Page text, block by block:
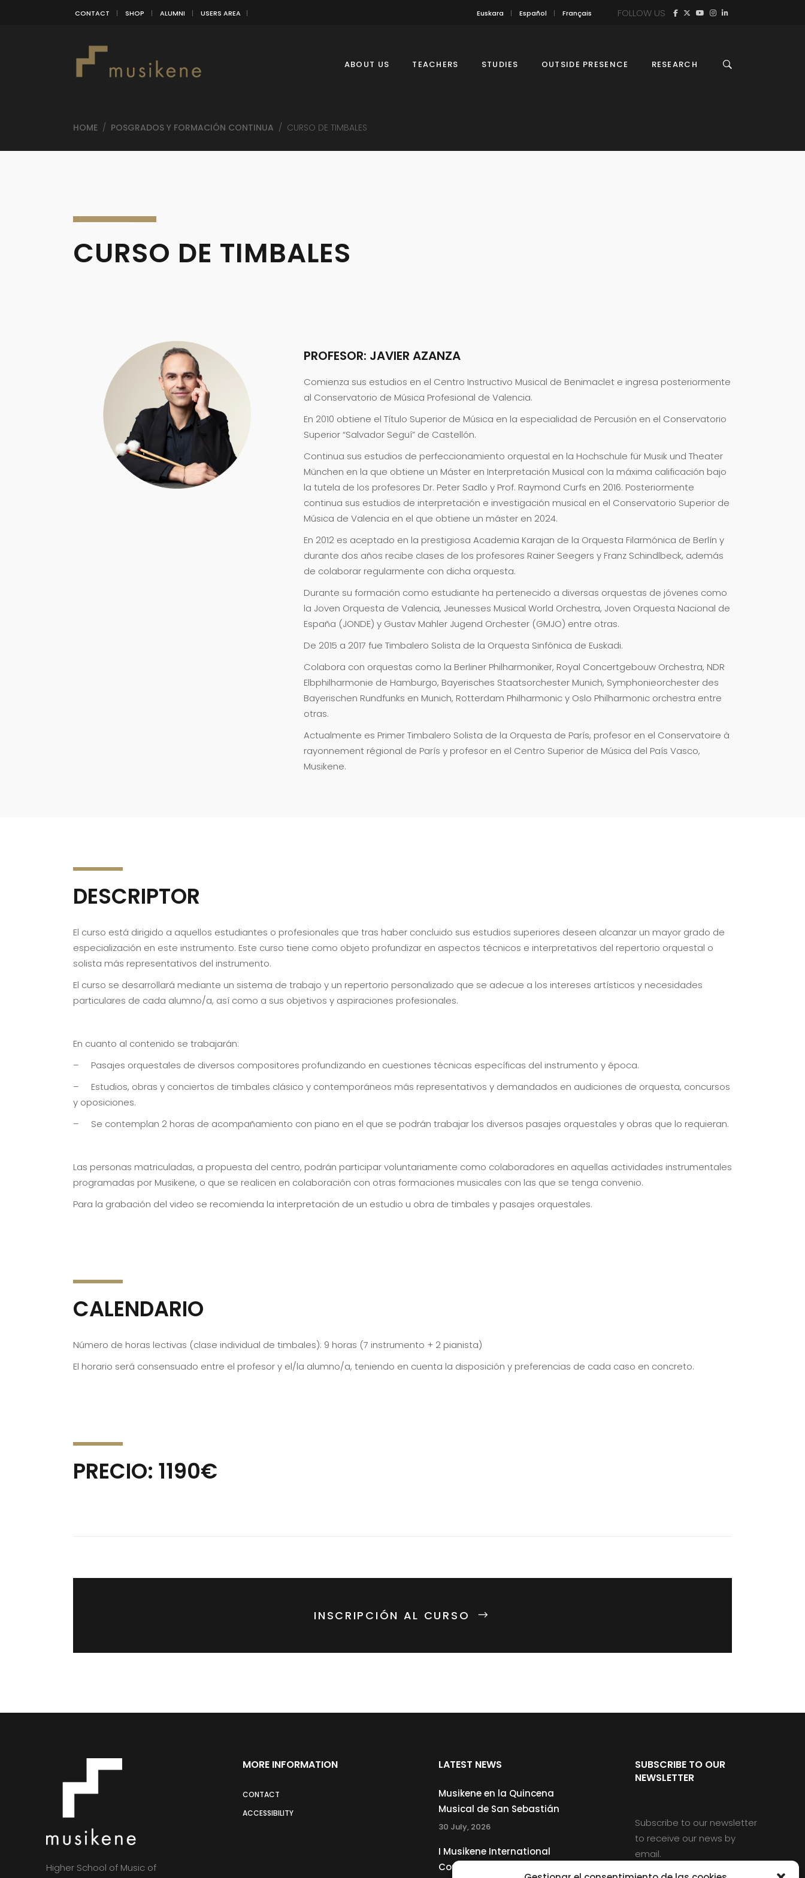
CONTACT SHOP ALUMNI USERS AREA Euskara Español Français FOLLOW US
ABOUT US TEACHERS STUDIES OUTSIDE PRESENCE RESEARCH
HOME / POSGRADOS Y FORMACIÓN CONTINUA / CURSO DE TIMBALES
CURSO DE TIMBALES
PROFESOR: JAVIER AZANZA
Comienza sus estudios en el Centro Instructivo Musical de Benimaclet e ingresa posteriormente
al Conservatorio de Música Profesional de Valencia.
En 2010 obtiene el Título Superior de Música en la especialidad de Percusión en el Conservatorio
Superior “Salvador Seguí” de Castellón.
Continua sus estudios de perfeccionamiento orquestal en la Hochschule für Musik und Theater
München en la que obtiene un Máster en Interpretación Musical con la máxima calificación bajo
la tutela de los profesores Dr. Peter Sadlo y Prof. Raymond Curfs en 2016. Posteriormente
continua sus estudios de interpretación e investigación musical en el Conservatorio Superior de
Música de Valencia en el que obtiene un máster en 2024.
En 2012 es aceptado en la prestigiosa Academia Karajan de la Orquesta Filarmónica de Berlín y
durante dos años recibe clases de los profesores Rainer Seegers y Franz Schindlbeck, además
de colaborar regularmente con dicha orquesta.
Durante su formación como estudiante ha pertenecido a diversas orquestas de jóvenes como
la Joven Orquesta de Valencia, Jeunesses Musical World Orchestra, Joven Orquesta Nacional de
España (JONDE) y Gustav Mahler Jugend Orchester (GMJO) entre otras.
De 2015 a 2017 fue Timbalero Solista de la Orquesta Sinfónica de Euskadi.
Colabora con orquestas como la Berliner Philharmoniker, Royal Concertgebouw Orchestra, NDR
Elbphilharmonie de Hamburgo, Bayerisches Staatsorchester Munich, Symphonieorchester des
Bayerischen Rundfunks en Munich, Rotterdam Philharmonic y Oslo Philharmonic orchestra entre
otras.
Actualmente es Primer Timbalero Solista de la Orquesta de París, profesor en el Conservatoire à
rayonnement régional de París y profesor en el Centro Superior de Música del País Vasco,
Musikene.
DESCRIPTOR
El curso está dirigido a aquellos estudiantes o profesionales que tras haber concluido sus estudios superiores deseen alcanzar un mayor grado de
especialización en este instrumento. Este curso tiene como objeto profundizar en aspectos técnicos e interpretativos del repertorio orquestal o
solista más representativos del instrumento.
El curso se desarrollará mediante un sistema de trabajo y un repertorio personalizado que se adecue a los intereses artísticos y necesidades
particulares de cada alumno/a, así como a sus objetivos y aspiraciones profesionales.
En cuanto al contenido se trabajarán:
– Pasajes orquestales de diversos compositores profundizando en cuestiones técnicas específicas del instrumento y época.
– Estudios, obras y conciertos de timbales clásico y contemporáneos más representativos y demandados en audiciones de orquesta, concursos
y oposiciones.
– Se contemplan 2 horas de acompañamiento con piano en el que se podrán trabajar los diversos pasajes orquestales y obras que lo requieran.
Las personas matriculadas, a propuesta del centro, podrán participar voluntariamente como colaboradores en aquellas actividades instrumentales
programadas por Musikene, o que se realicen en colaboración con otras formaciones musicales con las que se tenga convenio.
Para la grabación del video se recomienda la interpretación de un estudio u obra de timbales y pasajes orquestales.
CALENDARIO
Número de horas lectivas (clase individual de timbales): 9 horas (7 instrumento + 2 pianista)
El horario será consensuado entre el profesor y el/la alumno/a, teniendo en cuenta la disposición y preferencias de cada caso en concreto.
PRECIO: 1190€
INSCRIPCIÓN AL CURSO
Higher School of Music of
MORE INFORMATION
CONTACT
ACCESSIBILITY
LATEST NEWS
Musikene en la Quincena
Musical de San Sebastián
30 July, 2026
I Musikene International
Competition for Young
SUBSCRIBE TO OUR
NEWSLETTER
Subscribe to our newsletter
to receive our news by
email.